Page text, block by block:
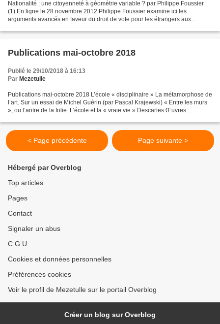
Nationalité : une citoyenneté à géométrie variable ? par Philippe Foussier
(1) En ligne le 28 novembre 2012 Philippe Foussier examine ici les
arguments avancés en faveur du droit de vote pour les étrangers aux
Publications mai-octobre 2018
Publié le 29/10/2018 à 16:13
Par Mezetulle
Publications mai-octobre 2018 L’école « disciplinaire » La métamorphose de
l’art. Sur un essai de Michel Guérin (par Pascal Krajewski) « Entre les murs
», ou l’antre de la folie. L’école et la « vraie vie » Descartes Œuvres
< Page précédente Page suivante >
Hébergé par Overblog
Top articles
Pages
Contact
Signaler un abus
C.G.U.
Cookies et données personnelles
Préférences cookies
Voir le profil de Mezetulle sur le portail Overblog
Créer un blog sur Overblog